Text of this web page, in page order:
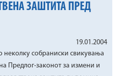
ЗАШТИТА ПРЕД
19.01.2004
неколку собраниски свикувања
Предлог-законот за измени и